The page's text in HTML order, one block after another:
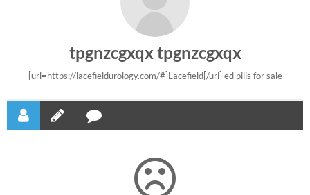
tpgnzcgxqx tpgnzcgxqx
[url=https://lacefieldurology.com/#]Lacefield[/url] ed pills for sale